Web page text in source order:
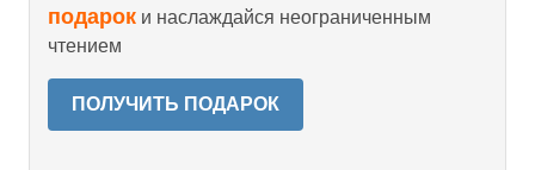
подарок и наслаждайся неограниченным
чтением
ПОЛУЧИТЬ ПОДАРОК